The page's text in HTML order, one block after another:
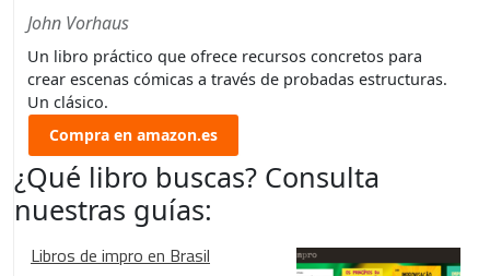
John Vorhaus
Un libro práctico que ofrece recursos concretos para
crear escenas cómicas a través de probadas estructuras.
Un clásico.
Compra en amazon.es
¿Qué libro buscas? Consulta
nuestras guías:
Libros de impro en Brasil